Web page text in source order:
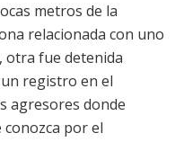
metros de la
relacionada con uno
otra fue detenida
registro en el
agresores donde
conozca por el